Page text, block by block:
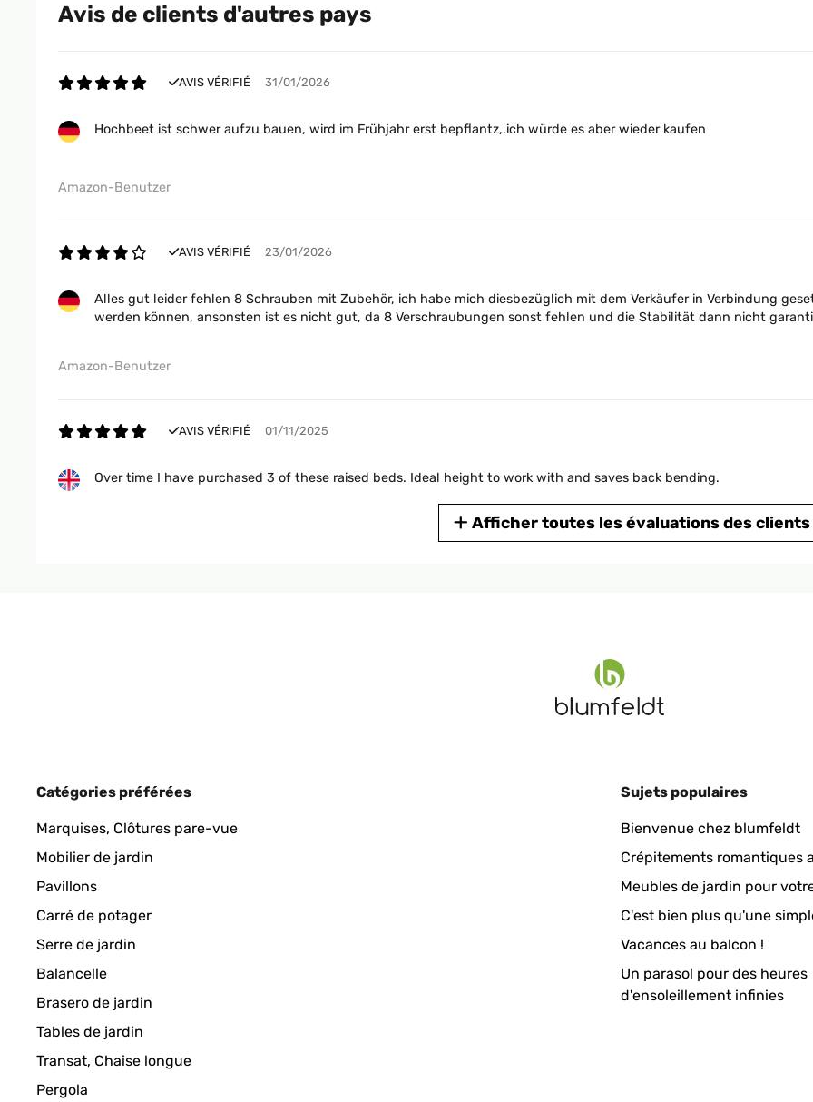
Avis de clients d'autres pays
AVIS VÉRIFIÉ 31/01/2026
Hochbeet ist schwer aufzu bauen, wird im Frühjahr erst bepflantz,.ich würde es aber wieder kaufen
Amazon-Benutzer
AVIS VÉRIFIÉ 23/01/2026
Alles gut leider fehlen 8 Schrauben mit Zubehör, ich habe mich diesbezüglich mit dem Verkäufer in Verbindung
werden können, ansonsten ist es nicht gut, da 8 Verschraubungen sonst fehlen und die Stabilität dann nicht
Amazon-Benutzer
AVIS VÉRIFIÉ 01/11/2025
Over time I have purchased 3 of these raised beds. Ideal height to work with and saves back bending.
Ein schönes Design und es hat die richtige Höhe.Das zusammen bauen ist sehr Einfach. Viele Schrauben. Es hätte
Das Hochbeet ist top. Betreffend der zusammensetzung kann ich nur sagen dass es viele Schrauben sind aber
empfehlen. Der einzige negative Punkt, einige Teile hatten Schrammen. Da es aber ein Hochbeet, was Draussen
Amazon-Benutzer
Afficher toutes les évaluations des clients
Catégories préférées
Marquises, Clôtures pare-vue
Mobilier de jardin
Pavillons
Carré de potager
Serre de jardin
Balancelle
Brasero de jardin
Tables de jardin
Transat, Chaise longue
Pergola
Sujets populaires
Bienvenue chez blumfeldt
Crépitements romantiques
Meubles de jardin pour
C'est bien plus qu'une
Vacances au balcon !
Un parasol pour des heures
d'ensoleillement infinies